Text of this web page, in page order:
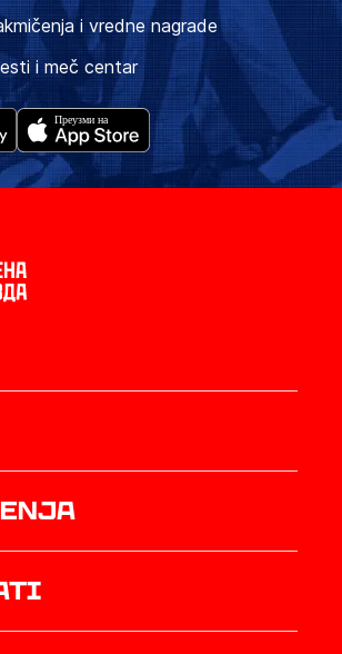
i vredne nagrade
i meč centar